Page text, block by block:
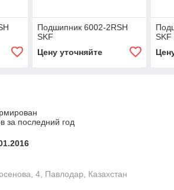
Подшипник 6002-2RSH
SKF
Цену уточняйте
SKF
за последний год
4, Павлодар, Казахстан